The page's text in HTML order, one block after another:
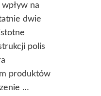
na
dwie
polis
produktów
…